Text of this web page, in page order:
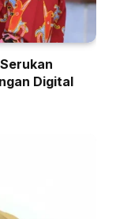
Digital